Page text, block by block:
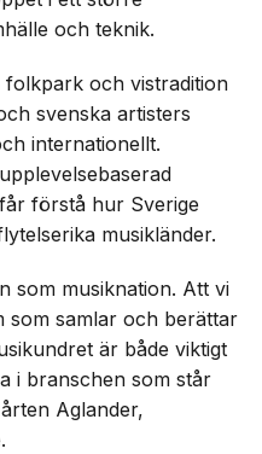
och teknik.
och vistradition
svenska artisters
internationellt.
förstå hur Sverige
musikländer.
som musiknation. Att vi
som samlar och berättar
är både viktigt
i branschen som står
Aglander,